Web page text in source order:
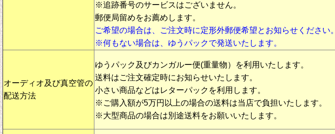
※追跡番号のサービスはございません。
郵便局留めをお薦めします。
ご希望の場合は、ご注文時に定形外郵便希望とお知らせください。
※何もない場合は、ゆうパックで発送いたします。
オーディオ及び真空管の
配送方法
ゆうパック及びカンガルー便(重量物）を利用いたします。
送料はご注文確定時にお知らせいたします。
小さい商品などはレターパックを利用します。
※ご購入額が5万円以上の場合の送料は当店で負担いたします。
※大型商品の場合は別途送料をお願いいたします。